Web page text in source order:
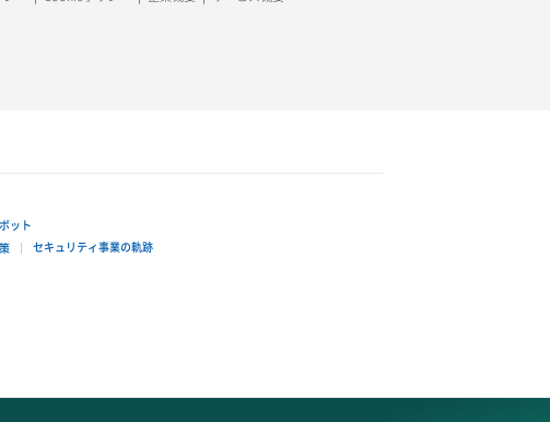
ット
セキュリティ事業の軌跡